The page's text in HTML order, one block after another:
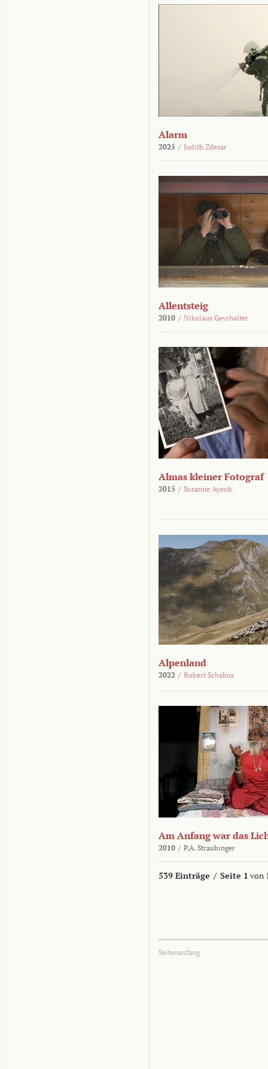
Alarm
2025 / Judith Zdesar
Allentsteig
2010 / Nikolaus Geyrhalter
Almas kleiner Fotograf
2015 / Susanne Ayoub
Alpenland
2022 / Robert Schabus
Am Anfang war das
2010 / P.A. Straubinger
539 Einträge / Seite 1 von
Seitenanfang